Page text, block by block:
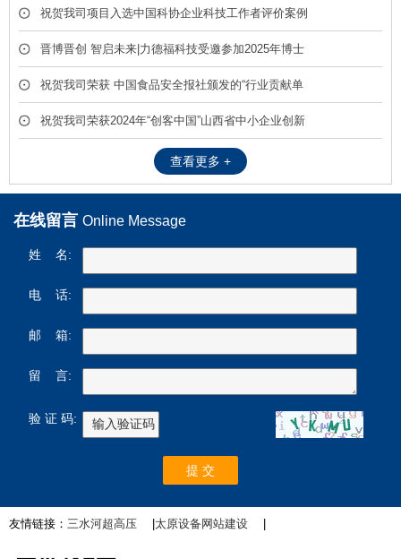
台共创单位”，携手产业链共筑非热加工新生态
祝贺我司项目入选中国科协企业科技工作者评价案例
库
晋博晋创 智启未来|力德福科技受邀参加2025年博士
后创新创业成果展
祝贺我司荣获 中国食品安全报社颁发的“行业贡献单
位” 荣誉称号
祝贺我司荣获2024年“创客中国”山西省中小企业创新
查看更多 +
在线留言 Online Message
姓 名:
电 话:
邮 箱:
留 言:
验 证 码:
友情链接： 三水河超高压 |太原设备网站建设 |